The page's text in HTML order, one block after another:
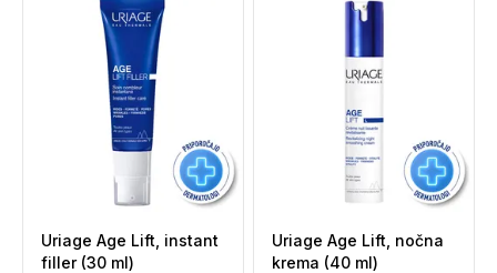
Uriage Age Lift, instant
filler (30 ml)
Uriage Age Lift, nočna
krema (40 ml)